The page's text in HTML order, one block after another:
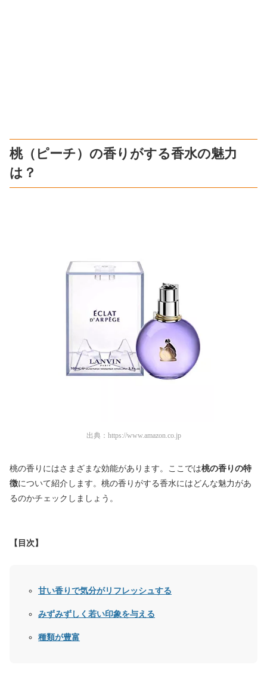
桃（ピーチ）の香りがする香水の魅力
は？
出典： https://www.amazon.co.jp
桃の香りにはさまざまな効能があります。ここでは桃の香りの特
徴について紹介します。桃の香りがする香水にはどんな魅力があ
るのかチェックしましょう。
【目次】
甘い香りで気分がリフレッシュする
みずみずしく若い印象を与える
種類が豊富